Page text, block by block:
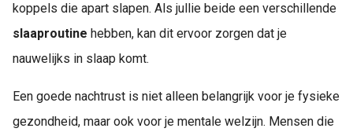
koppels die apart slapen. Als jullie beide een verschillende
slaaproutine hebben, kan dit ervoor zorgen dat je
nauwelijks in slaap komt.
Een goede nachtrust is niet alleen belangrijk voor je fysieke
gezondheid, maar ook voor je mentale welzijn. Mensen die